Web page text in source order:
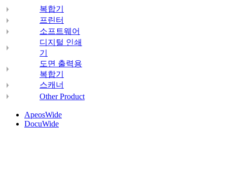
복합기
프린터
소프트웨어
디지털 인쇄
기
도면 출력용
복합기
스캐너
Other Product
ApeosWide
DocuWide